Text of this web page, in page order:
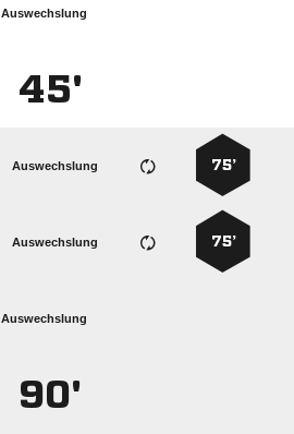
Auswechslung
45'
75’
Auswechslung
75’
Auswechslung
Auswechslung
90'